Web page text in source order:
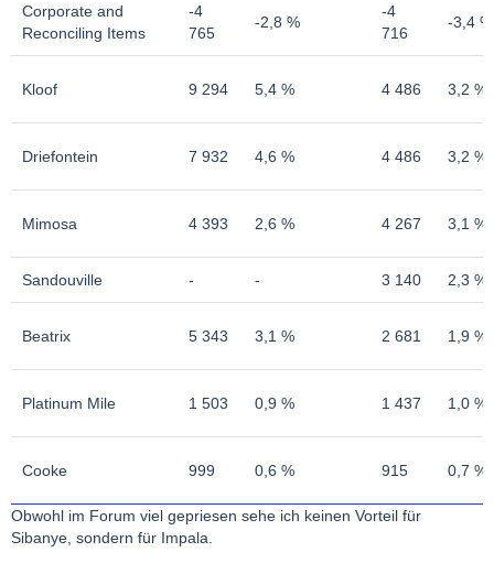
Corporate and
Reconciling Items
-4
765
-2,8 %
-4
716
-3,4 %
Kloof 9 294 5,4 % 4 486 3,2 %
Driefontein 7 932 4,6 % 4 486 3,2 %
Mimosa 4 393 2,6 % 4 267 3,1 %
Sandouville - - 3 140 2,3 %
Beatrix 5 343 3,1 % 2 681 1,9 %
Platinum Mile 1 503 0,9 % 1 437 1,0 %
Cooke 999 0,6 % 915 0,7 %
Obwohl im Forum viel gepriesen sehe ich keinen Vorteil für
Sibanye, sondern für Impala.